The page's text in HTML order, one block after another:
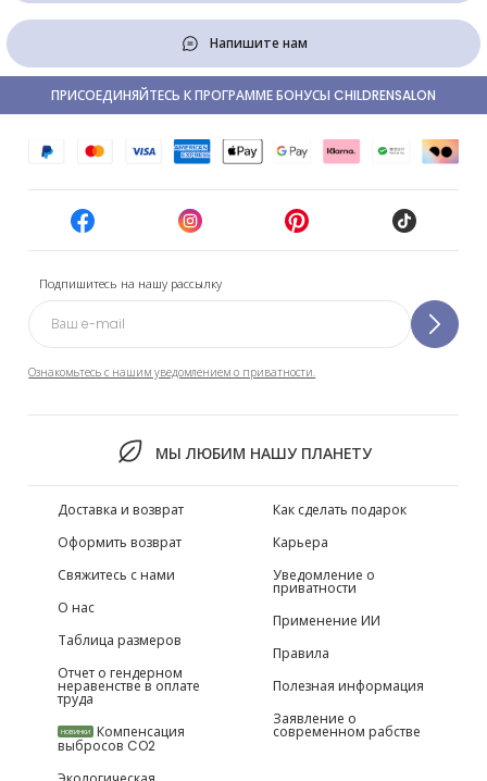
Напишите нам
Подпишитесь на нашу рассылку
Ознакомьтесь с нашим уведомлением о приватности.
МЫ ЛЮБИМ НАШУ ПЛАНЕТУ
ПРИСОЕДИНЯЙТЕСЬ К ПРОГРАММЕ БОНУСЫ CHILDRENSALON
Доставка и возврат
Оформить возврат
Свяжитесь с нами
О нас
Таблица размеров
Отчет о гендерном
неравенстве в оплате
труда
НОВИНКИ Компенсация
выбросов CO2
Как сделать подарок
Карьера
Уведомление о
приватности
Применение ИИ
Правила
Полезная информация
Заявление о
современном рабстве